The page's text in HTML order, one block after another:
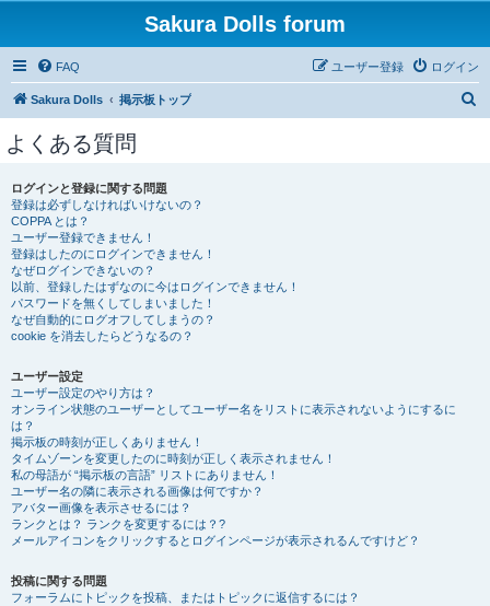
Sakura Dolls forum
FAQ ログイン
ユーザー登録
Sakura Dolls 掲示板トップ
よくある質問
ログインと登録に関する問題
登録は必ずしなければいけないの？
COPPA とは？
ユーザー登録できません！
登録はしたのにログインできません！
なぜログインできないの？
以前、登録したはずなのに今はログインできません！
パスワードを無くしてしまいました！
なぜ自動的にログオフしてしまうの？
cookie を消去したらどうなるの？
ユーザー設定
ユーザー設定のやり方は？
オンライン状態のユーザーとしてユーザー名をリストに表示されないようにするに
は？
掲示板の時刻が正しくありません！
タイムゾーンを変更したのに時刻が正しく表示されません！
私の母語が “掲示板の言語” リストにありません！
ユーザー名の隣に表示される画像は何ですか？
アバター画像を表示させるには？
ランクとは？ ランクを変更するには？?
メールアイコンをクリックするとログインページが表示されるんですけど？
投稿に関する問題
フォーラムにトピックを投稿、またはトピックに返信するには？